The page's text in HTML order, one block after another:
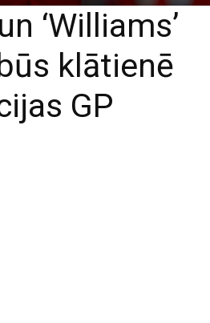
‘Williams’
klātienē
GP